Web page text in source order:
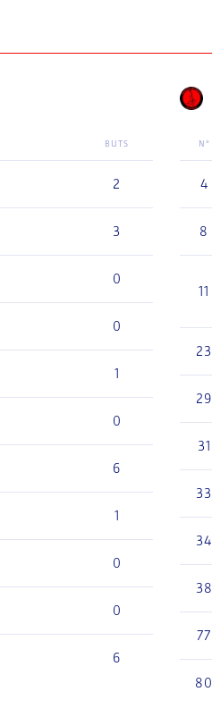
BUTS
2
3
0
0
1
0
6
1
0
0
6
N°
4
8
11
23
29
31
33
34
38
77
80